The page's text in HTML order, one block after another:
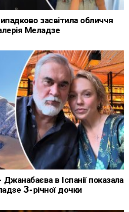
засвітила обличчя
Меладзе
в Іспанії показала
3-річної дочки